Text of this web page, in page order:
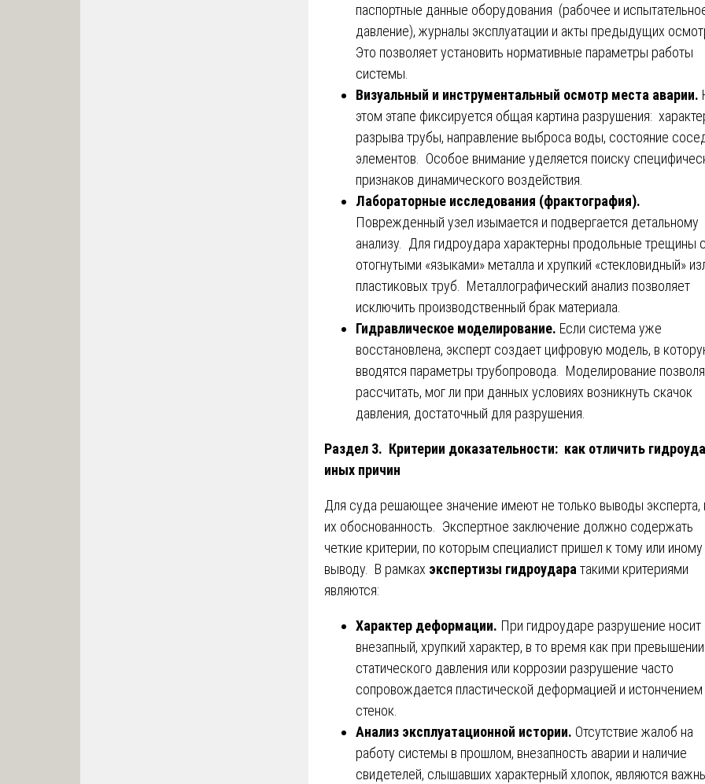
паспортные данные оборудования (рабочее и
давление), журналы эксплуатации и акты предыдущих
Это позволяет установить нормативные параметры работы
системы.
Визуальный и инструментальный осмотр места аварии.
этом этапе фиксируется общая картина разрушения:
разрыва трубы, направление выброса воды, состояние
элементов. Особое внимание уделяется поиску
признаков динамического воздействия.
Лабораторные исследования (фрактография).
Поврежденный узел изымается и подвергается детальному
анализу. Для гидроудара характерны продольные трещины с
отогнутыми «языками» металла и хрупкий «стекловидный»
пластиковых труб. Металлографический анализ позволяет
исключить производственный брак материала.
Гидравлическое моделирование. Если система уже
восстановлена, эксперт создает цифровую модель, в
вводятся параметры трубопровода. Моделирование
рассчитать, мог ли при данных условиях возникнуть скачок
давления, достаточный для разрушения.
Раздел 3. Критерии доказательности: как отличить
иных причин
Для суда решающее значение имеют не только выводы эксперта,
их обоснованность. Экспертное заключение должно содержать
четкие критерии, по которым специалист пришел к тому или иному
выводу. В рамках экспертизы гидроудара такими критериями
являются:
Характер деформации. При гидроударе разрушение носит
внезапный, хрупкий характер, в то время как при превышении
статического давления или коррозии разрушение часто
сопровождается пластической деформацией и истончением
стенок.
Анализ эксплуатационной истории. Отсутствие жалоб на
работу системы в прошлом, внезапность аварии и наличие
свидетелей, слышавших характерный хлопок, являются